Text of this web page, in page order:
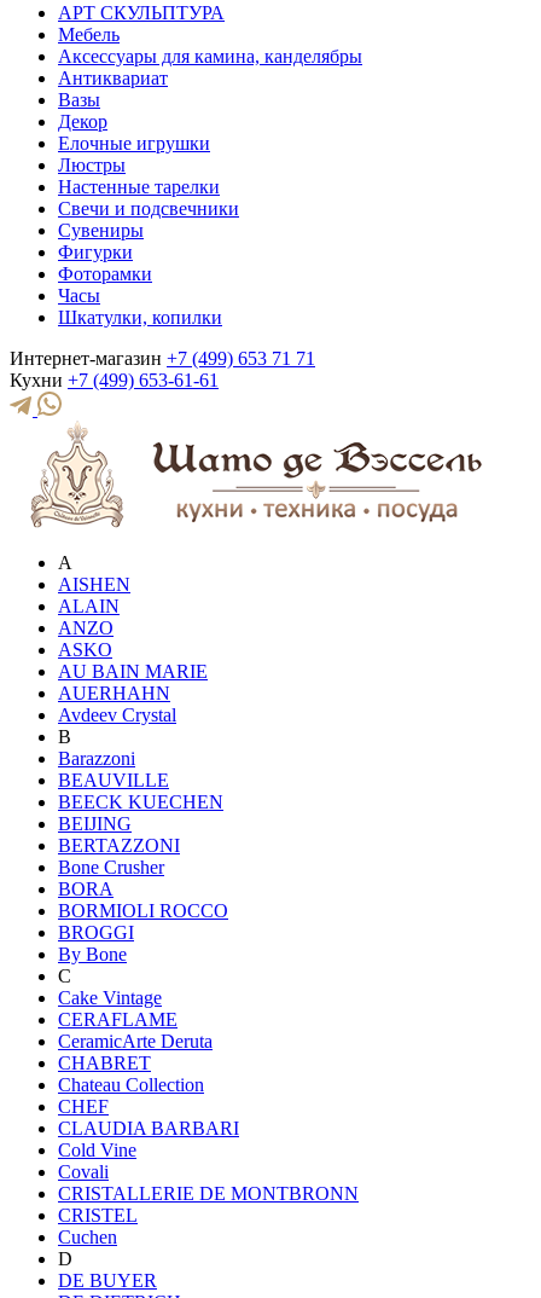
АРТ СКУЛЬПТУРА
Мебель
Аксессуары для камина, канделябры
Антиквариат
Вазы
Декор
Елочные игрушки
Люстры
Настенные тарелки
Свечи и подсвечники
Сувениры
Фигурки
Фоторамки
Часы
Шкатулки, копилки
Интернет-магазин +7 (499) 653 71 71
Кухни +7 (499) 653-61-61
A
AISHEN
ALAIN
ANZO
ASKO
AU BAIN MARIE
AUERHAHN
Avdeev Crystal
B
Barazzoni
BEAUVILLE
BEECK KUECHEN
BEIJING
BERTAZZONI
Bone Crusher
BORA
BORMIOLI ROCCO
BROGGI
By Bone
C
Cake Vintage
CERAFLAME
CeramicArte Deruta
CHABRET
Chateau Collection
CHEF
CLAUDIA BARBARI
Cold Vine
Covali
CRISTALLERIE DE MONTBRONN
CRISTEL
Cuchen
D
DE BUYER